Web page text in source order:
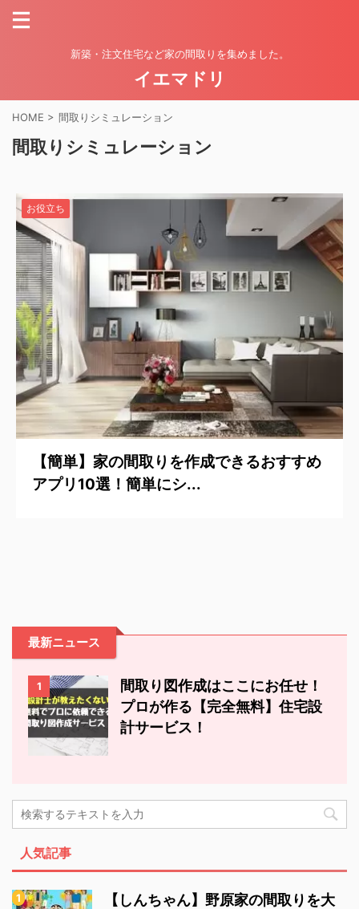
新築・注文住宅など家の間取りを集めました。
イエマドリ
HOME > 間取りシミュレーション
間取りシミュレーション
お役立ち
【簡単】家の間取りを作成できるおすすめ
アプリ10選！簡単にシ...
最新ニュース
1
間取り図作成はここにお任せ！
プロが作る【完全無料】住宅設
計サービス！
人気記事
【しんちゃん】野原家の間取りを大